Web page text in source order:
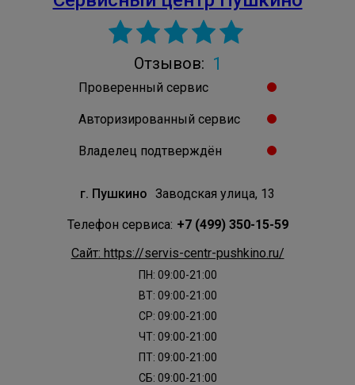
Отзывов: 1
Проверенный сервис
Авторизированный сервис
Владелец подтверждён
г. Пушкино Заводская улица, 13
Телефон сервиса: +7 (499) 350-15-59
Сайт: https://servis-centr-pushkino.ru/
ПН: 09:00-21:00
ВТ: 09:00-21:00
СР: 09:00-21:00
ЧТ: 09:00-21:00
ПТ: 09:00-21:00
СБ: 09:00-21:00